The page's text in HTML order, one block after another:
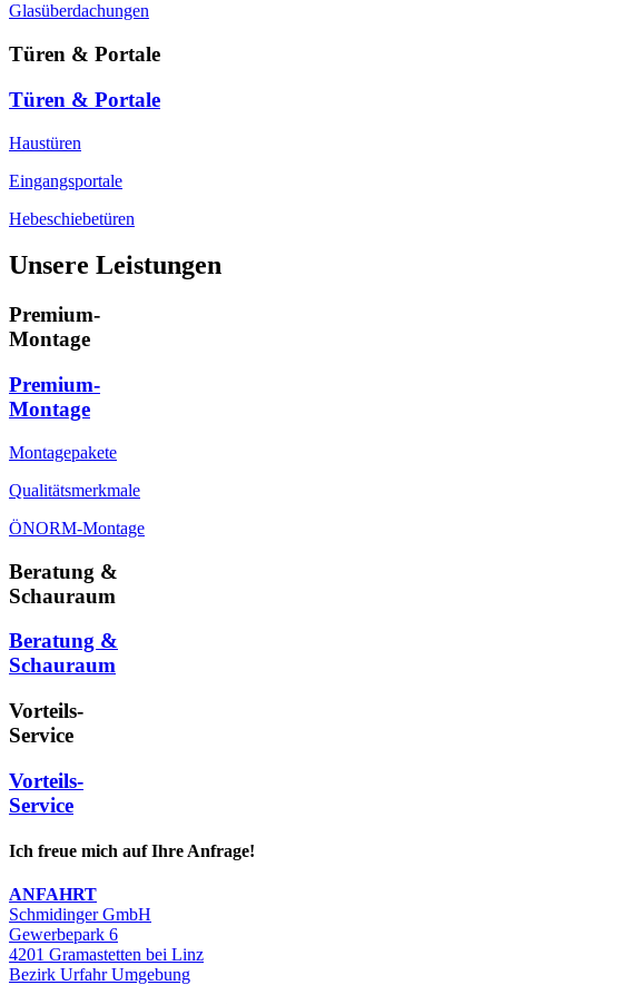
Glasüberdachungen
Türen & Portale
Türen & Portale
Haustüren
Eingangsportale
Hebeschiebetüren
Unsere Leistungen
Premium-
Montage
Premium-
Montage
Montagepakete
Qualitätsmerkmale
ÖNORM-Montage
Beratung &
Schauraum
Beratung &
Schauraum
Vorteils-
Service
Vorteils-
Service
Ich freue mich auf Ihre Anfrage!
ANFAHRT
Schmidinger GmbH
Gewerbepark 6
4201 Gramastetten bei Linz
Bezirk Urfahr Umgebung